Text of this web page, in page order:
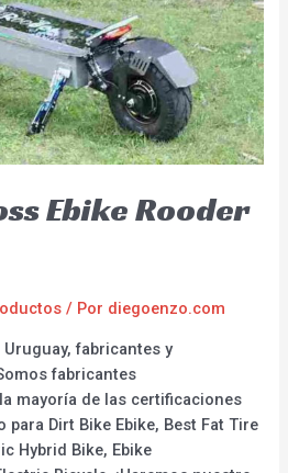
Ebike Rooder
/ Por diegoenzo.com
Uruguay, fabricantes y
fabricantes
mayoría de las certificaciones
Dirt Bike Ebike, Best Fat Tire
Hybrid Bike, Ebike